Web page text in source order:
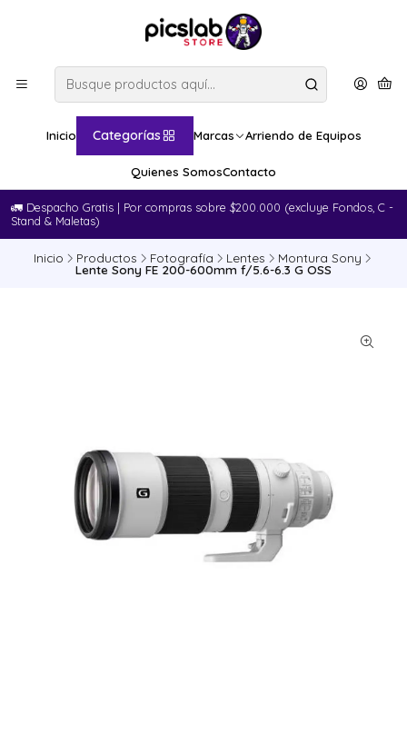
Inicio Categorías Marcas Arriendo de Equipos
Quienes SomosContacto
🚛​ Despacho Gratis | Por compras sobre $200.000 (excluye Fondos, C -
Stand & Maletas)
Inicio Productos Fotografía Lentes Montura Sony
Lente Sony FE 200-600mm f/5.6-6.3 G OSS